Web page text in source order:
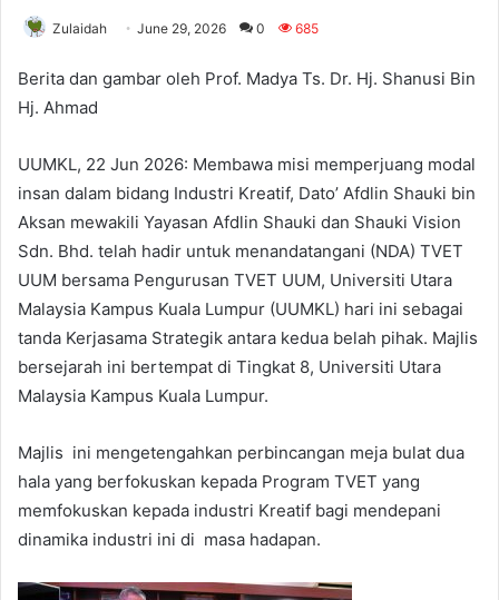
Zulaidah June 29, 2026 0 685
Berita dan gambar oleh Prof. Madya Ts. Dr. Hj. Shanusi Bin
Hj. Ahmad
UUMKL, 22 Jun 2026: Membawa misi memperjuang modal
insan dalam bidang Industri Kreatif, Dato’ Afdlin Shauki bin
Aksan mewakili Yayasan Afdlin Shauki dan Shauki Vision
Sdn. Bhd. telah hadir untuk menandatangani (NDA) TVET
UUM bersama Pengurusan TVET UUM, Universiti Utara
Malaysia Kampus Kuala Lumpur (UUMKL) hari ini sebagai
tanda Kerjasama Strategik antara kedua belah pihak. Majlis
bersejarah ini bertempat di Tingkat 8, Universiti Utara
Malaysia Kampus Kuala Lumpur.
Majlis ini mengetengahkan perbincangan meja bulat dua
hala yang berfokuskan kepada Program TVET yang
memfokuskan kepada industri Kreatif bagi mendepani
dinamika industri ini di masa hadapan.